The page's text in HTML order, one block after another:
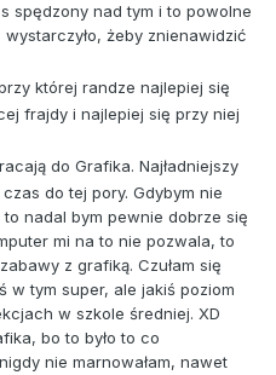
spędzony nad tym i to powolne
żeby znienawidzić
której randze najlepiej się
frajdy i najlepiej się przy niej
do Grafika. Najładniejszy
do tej pory. Gdybym nie
nadal bym pewnie dobrze się
mi na to nie pozwala, to
z grafiką. Czułam się
w tym super, ale jakiś poziom
w szkole średniej. XD
bo to było to co
nie marnowałam, nawet